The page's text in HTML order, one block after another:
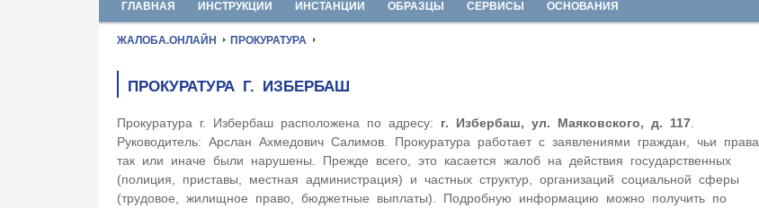
ГЛАВНАЯ ИНСТРУКЦИИ ИНСТАНЦИИ ОБРАЗЦЫ СЕРВИСЫ ОСНОВАНИЯ
ЖАЛОБА.ОНЛАЙН ПРОКУРАТУРА
ПРОКУРАТУРА Г. ИЗБЕРБАШ
Прокуратура г. Избербаш расположена по адресу: г. Избербаш, ул. Маяковского, д. 117
Руководитель: Арслан Ахмедович Салимов. Прокуратура работает с заявлениями граждан, чьи права
так или иначе были нарушены. Прежде всего, это касается жалоб на действия государственных
(полиция, приставы, местная администрация) и частных структур, организаций социальной сферы
(трудовое, жилищное право, бюджетные выплаты). Подробную информацию можно получить по